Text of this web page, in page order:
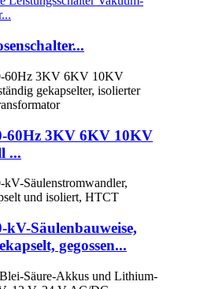
60Hz 3KV 6KV 10KV
...
Säulenbauweise,
gegossen...